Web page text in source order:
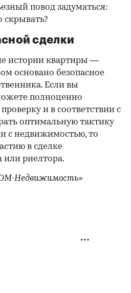
повод задуматься:
скрывать?
сделки
истории квартиры —
основано безопасное
Если вы
полноценно
и в соответствии с
оптимальную тактику
с недвижимостью, то
в сделке
или риелтора.
Недвижимость»